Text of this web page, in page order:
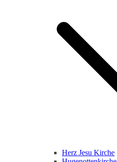
Herz Jesu Kirche